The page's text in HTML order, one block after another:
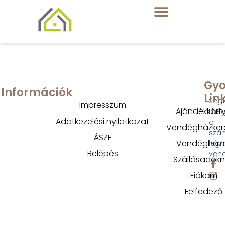
a
Fiókom
Felfedező
Információk
Impresszum
Adatkezelési nyilatkozat
ÁSZF
Belépés